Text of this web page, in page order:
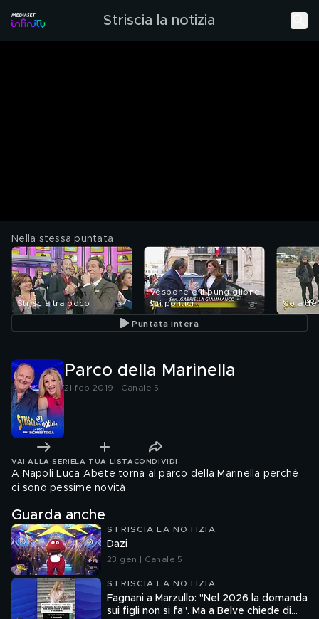
Striscia la notizia
Nella stessa puntata
Striscia tra poco
Vespone e il pungiglione
sui politici
Isola
Puntata intera
Parco della Marinella
21 feb 2019 | Canale 5
VAI ALLA SERIE LA TUA LISTA CONDIVIDI
A Napoli Luca Abete torna al parco della Marinella perché
ci sono pessime novità
Guarda anche
STRISCIA LA NOTIZIA
Dazi
23 gen | Canale 5
STRISCIA LA NOTIZIA
Fagnani a Marzullo: "Nel 2026 la domanda
sui figli non si fa". Ma a Belve chiede di